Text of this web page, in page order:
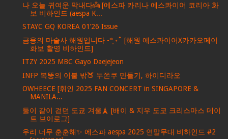
나 오늘 귀여운 막내다👼 [에스파 카리나 에스콰이어 코리아 화
보 비하인드 (aespa K...
STAYC GQ KOREA 01’26 Issue
금융의 마술사 해원입니다 -*̥ ॰˚ [해원 에스콰이어X카카오페이
화보 촬영 비하인드]
ITZY 2025 MBC Gayo Daejejeon
INFP 복뚱의 이불 밖🍑 두쫀쿠 만들기, 하이디라오
OWHEECE [휘인 2025 FAN CONCERT in SINGAPORE &
MANILA...
둘이 같이 걷던 도쿄 겨울🗼 [배이 & 지우 도쿄 크리스마스 데이
트 브이로그]
우리 너무 훈훈해✨ 에스파 aespa 2025 연말무대 비하인드 #2